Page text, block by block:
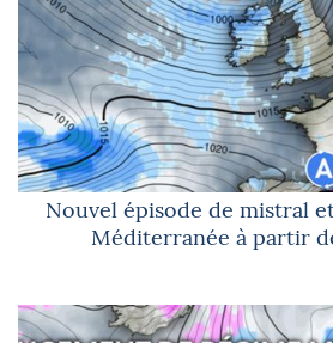
Nouvel épisode de mistral
Méditerranée à partir